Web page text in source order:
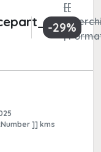
[[
|
-29%
]] kms